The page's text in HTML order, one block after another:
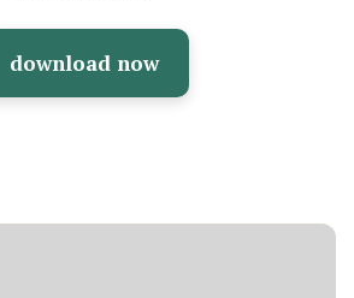
download now